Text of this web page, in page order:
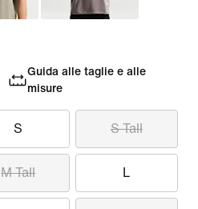
Guida alle taglie e alle
misure
S S Tall
M Tall L